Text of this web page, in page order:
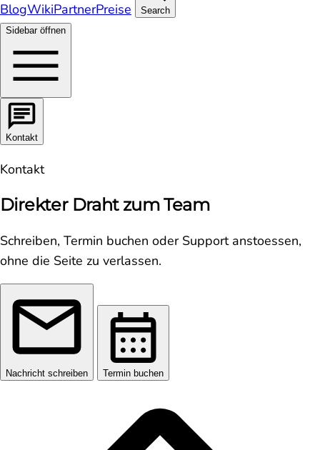
BlogWikiPartnerPreise
Search
Sidebar öffnen
Kontakt
Kontakt
Direkter Draht zum Team
Schreiben, Termin buchen oder Support anstoessen,
ohne die Seite zu verlassen.
Nachricht schreiben Termin buchen